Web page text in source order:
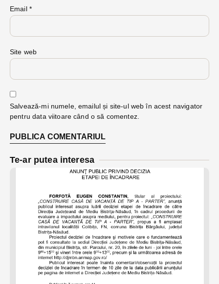
Email *
Site web
Salvează-mi numele, emailul și site-ul web în acest navigator
pentru data viitoare când o să comentez.
Te-ar putea interesa